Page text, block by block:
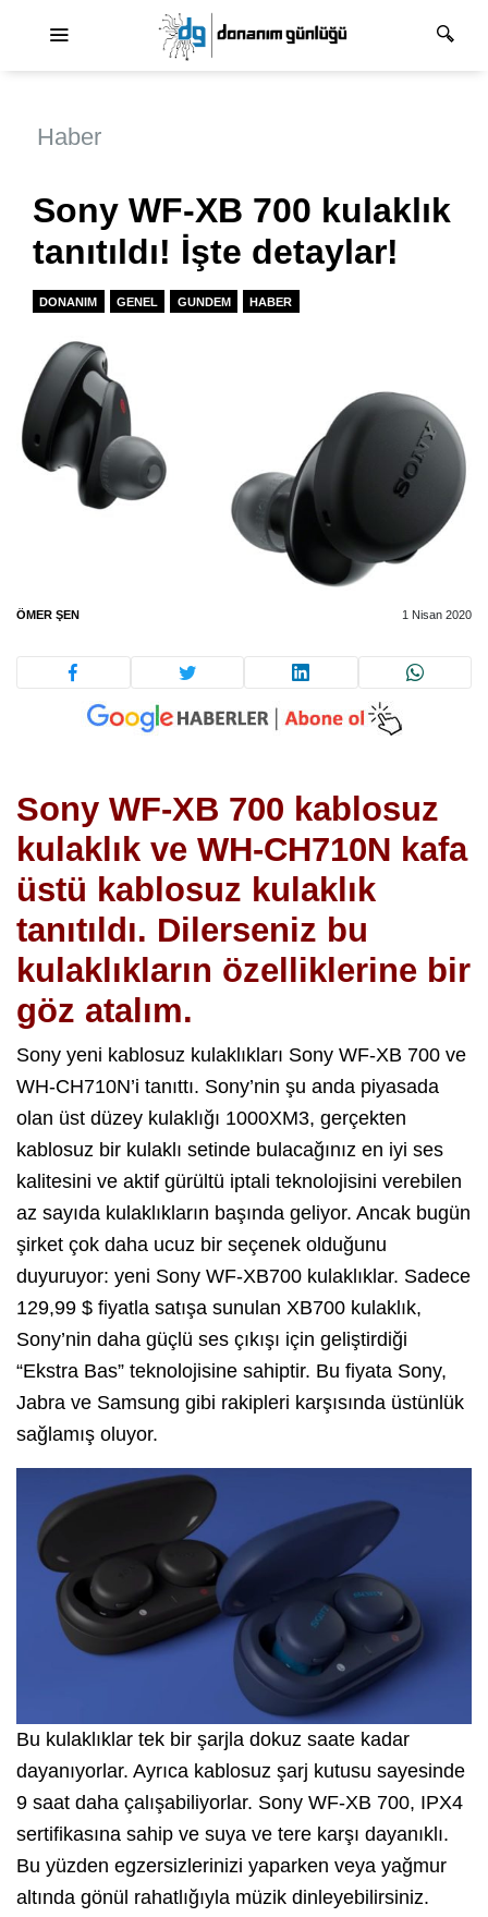
Haber
Sony WF-XB 700 kulaklık
tanıtıldı! İşte detaylar!
DONANIM GENEL GUNDEM HABER
ÖMER ŞEN 1 Nisan 2020
Sony WF-XB 700 kablosuz
kulaklık ve WH-CH710N kafa
üstü kablosuz kulaklık
tanıtıldı. Dilerseniz bu
kulaklıkların özelliklerine bir
göz atalım.
Sony yeni kablosuz kulaklıkları Sony WF-XB 700 ve
WH-CH710N’i tanıttı. Sony’nin şu anda piyasada
olan üst düzey kulaklığı 1000XM3, gerçekten
kablosuz bir kulaklı setinde bulacağınız en iyi ses
kalitesini ve aktif gürültü iptali teknolojisini verebilen
az sayıda kulaklıkların başında geliyor. Ancak bugün
şirket çok daha ucuz bir seçenek olduğunu
duyuruyor: yeni Sony WF-XB700 kulaklıklar. Sadece
129,99 $ fiyatla satışa sunulan XB700 kulaklık,
Sony’nin daha güçlü ses çıkışı için geliştirdiği
“Ekstra Bas” teknolojisine sahiptir. Bu fiyata Sony,
Jabra ve Samsung gibi rakipleri karşısında üstünlük
sağlamış oluyor.
Bu kulaklıklar tek bir şarjla dokuz saate kadar
dayanıyorlar. Ayrıca kablosuz şarj kutusu sayesinde
9 saat daha çalışabiliyorlar. Sony WF-XB 700, IPX4
sertifikasına sahip ve suya ve tere karşı dayanıklı.
Bu yüzden egzersizlerinizi yaparken veya yağmur
altında gönül rahatlığıyla müzik dinleyebilirsiniz.